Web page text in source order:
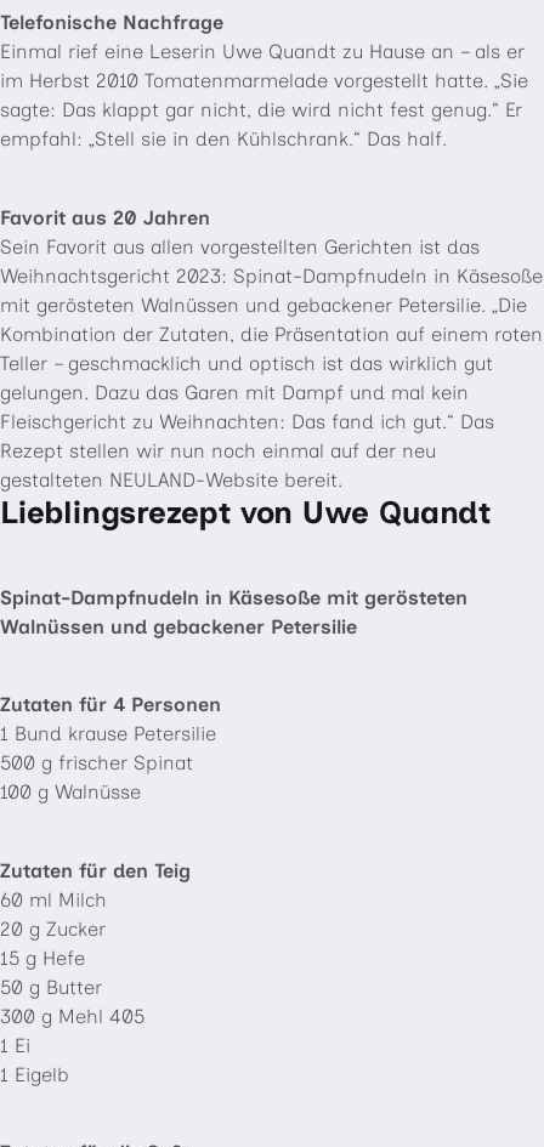
Telefonische Nachfrage
Einmal rief eine Leserin Uwe Quandt zu Hause an – als er
im Herbst 2010 Tomatenmarmelade vorgestellt hatte. „Sie
sagte: Das klappt gar nicht, die wird nicht fest genug.“ Er
empfahl: „Stell sie in den Kühlschrank.“ Das half.
Favorit aus 20 Jahren
Sein Favorit aus allen vorgestellten Gerichten ist das
Weihnachtsgericht 2023: Spinat-Dampfnudeln in Käsesoße
mit gerösteten Walnüssen und gebackener Petersilie. „Die
Kombination der Zutaten, die Präsentation auf einem roten
Teller – geschmacklich und optisch ist das wirklich gut
gelungen. Dazu das Garen mit Dampf und mal kein
Fleischgericht zu Weihnachten: Das fand ich gut.“ Das
Rezept stellen wir nun noch einmal auf der neu
gestalteten NEULAND-Website bereit.
Lieblingsrezept von Uwe Quandt
Spinat-Dampfnudeln in Käsesoße mit gerösteten
Walnüssen und gebackener Petersilie
Zutaten für 4 Personen
1 Bund krause Petersilie
500 g frischer Spinat
100 g Walnüsse
Zutaten für den Teig
60 ml Milch
20 g Zucker
15 g Hefe
50 g Butter
300 g Mehl 405
1 Ei
1 Eigelb